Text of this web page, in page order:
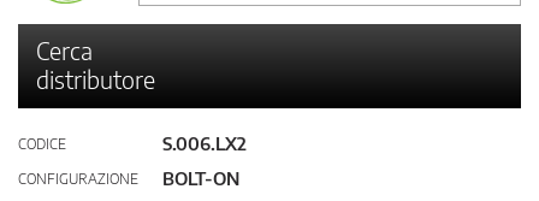
Cerca
distributore
CODICE S.006.LX2
CONFIGURAZIONE BOLT-ON